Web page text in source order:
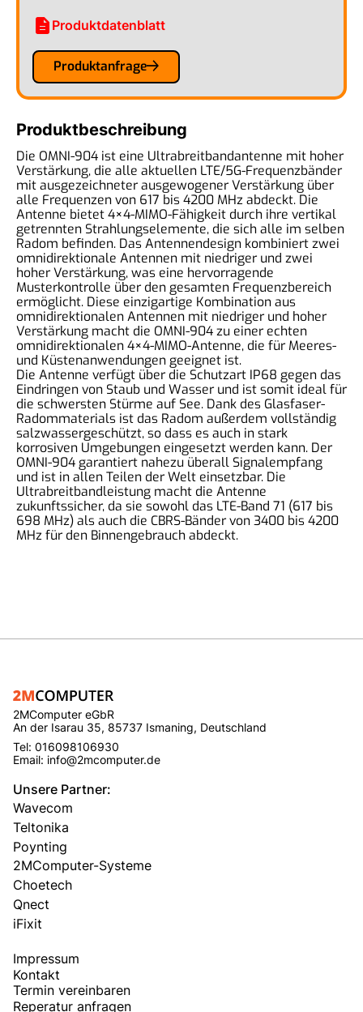
description Produktdatenblatt
Produktanfrage
Produktbeschreibung
Die OMNI-904 ist eine Ultrabreitbandantenne mit hoher
Verstärkung, die alle aktuellen LTE/5G-Frequenzbänder
mit ausgezeichneter ausgewogener Verstärkung über
alle Frequenzen von 617 bis 4200 MHz abdeckt. Die
Antenne bietet 4×4-MIMO-Fähigkeit durch ihre vertikal
getrennten Strahlungselemente, die sich alle im selben
Radom befinden. Das Antennendesign kombiniert zwei
omnidirektionale Antennen mit niedriger und zwei
hoher Verstärkung, was eine hervorragende
Musterkontrolle über den gesamten Frequenzbereich
ermöglicht. Diese einzigartige Kombination aus
omnidirektionalen Antennen mit niedriger und hoher
Verstärkung macht die OMNI-904 zu einer echten
omnidirektionalen 4×4-MIMO-Antenne, die für Meeres-
und Küstenanwendungen geeignet ist.
Die Antenne verfügt über die Schutzart IP68 gegen das
Eindringen von Staub und Wasser und ist somit ideal für
die schwersten Stürme auf See. Dank des Glasfaser-
Radommaterials ist das Radom außerdem vollständig
salzwassergeschützt, so dass es auch in stark
korrosiven Umgebungen eingesetzt werden kann. Der
OMNI-904 garantiert nahezu überall Signalempfang
und ist in allen Teilen der Welt einsetzbar. Die
Ultrabreitbandleistung macht die Antenne
zukunftssicher, da sie sowohl das LTE-Band 71 (617 bis
698 MHz) als auch die CBRS-Bänder von 3400 bis 4200
MHz für den Binnengebrauch abdeckt.
2MComputer eGbR
An der Isarau 35, 85737 Ismaning, Deutschland
Tel: 016098106930
Email: info@2mcomputer.de
Unsere Partner:
Wavecom
Teltonika
Poynting
2MComputer-Systeme
Choetech
Qnect
iFixit
Impressum
Kontakt
Termin vereinbaren
Reperatur anfragen